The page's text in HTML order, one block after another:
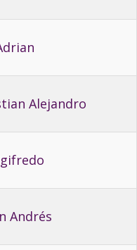
Alejandro
Andrés